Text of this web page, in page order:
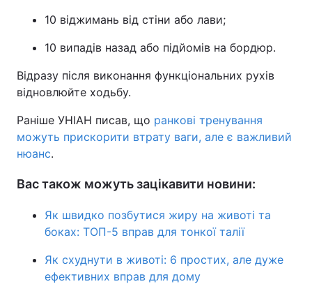
10 віджимань від стіни або лави;
10 випадів назад або підйомів на бордюр.
Відразу після виконання функціональних рухів
відновлюйте ходьбу.
Раніше УНІАН писав, що ранкові тренування
можуть прискорити втрату ваги, але є важливий
нюанс.
Вас також можуть зацікавити новини:
Як швидко позбутися жиру на животі та
боках: ТОП-5 вправ для тонкої талії
Як схуднути в животі: 6 простих, але дуже
ефективних вправ для дому